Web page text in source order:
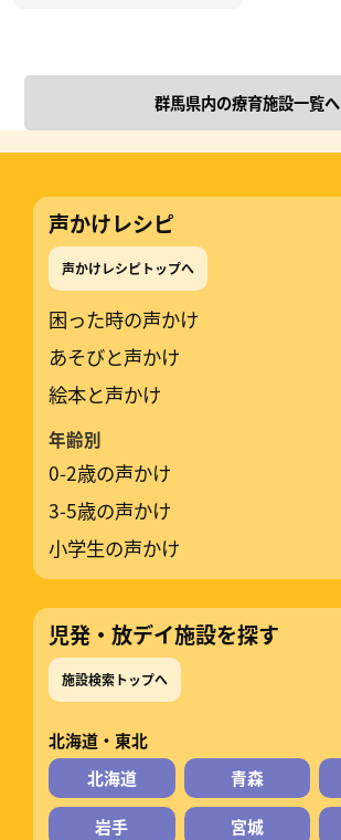
群馬県内の療育施設一覧へ
声かけレシピ
声かけレシピトップへ
困った時の声かけ
あそびと声かけ
絵本と声かけ
年齢別
0-2歳の声かけ
3-5歳の声かけ
小学生の声かけ
児発・放デイ施設を探す
施設検索トップへ
北海道・東北
北海道
青森
岩手 宮城